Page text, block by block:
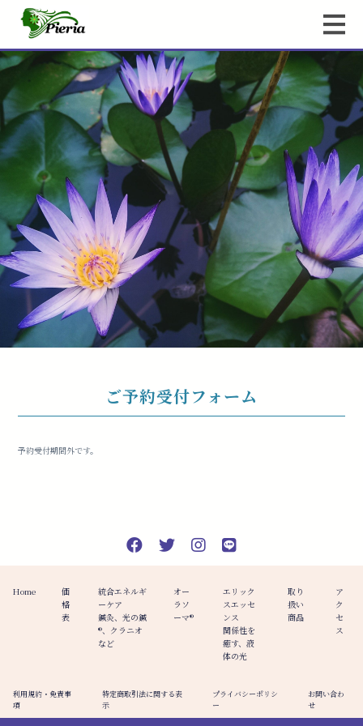
ご予約受付フォーム
予約受付期間外です。
Home
価
格
表
統合エネルギ
ーケア
鍼灸、光の鍼
®︎、クラニオ
など
オー
ラソ
ーマ®️
エリック
スエッセ
ンス
関係性を
癒す、液
体の光
取り
扱い
商品
ア
ク
セ
ス
利用規約・免責事
項
特定商取引法に関する表
示
プライバシーポリシ
ー
お問い合わ
せ